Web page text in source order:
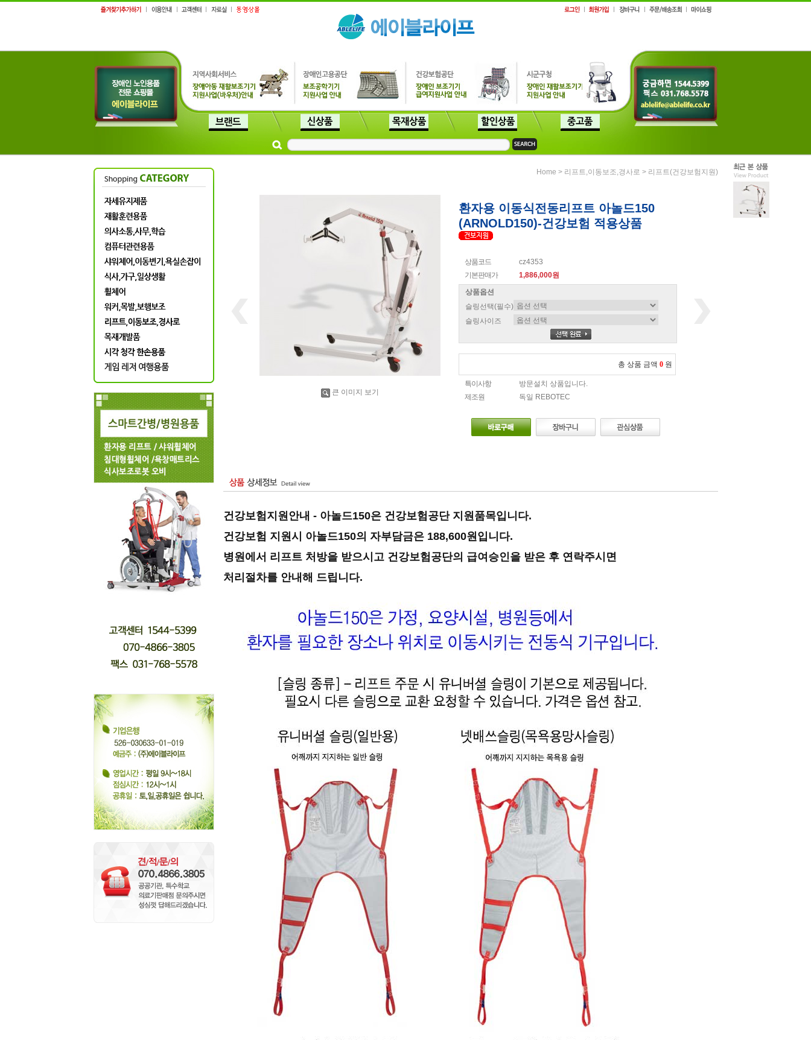
Home > 리프트,이동보조,경사로 > 리프트(건강보험지원)
큰 이미지 보기
환자용 이동식전동리프트 아놀드150
(ARNOLD150)-건강보험 적용상품
상품코드
cz4353
기본판매가
1,886,000원
상품옵션
슬링선택(필수)
슬링사이즈
총 상품 금액 0 원
특이사항
방문설치 상품입니다.
제조원
독일 REBOTEC
건강보험지원안내 - 아놀드150은 건강보험공단 지원품목입니다.
건강보험 지원시 아놀드150의 자부담금은188,600원입니다.
병원에서 리프트 처방을 받으시고 건강보험공단의 급여승인을 받은 후 연락주시면
처리절차를 안내해 드립니다.